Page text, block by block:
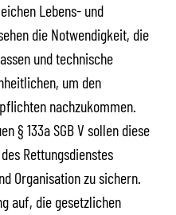
Lebens- und
die Notwendigkeit, die
und technische
um den
nachzukommen.
§ 133a SGB V sollen diese
Rettungsdienstes
Organisation zu sichern.
auf, die gesetzlichen